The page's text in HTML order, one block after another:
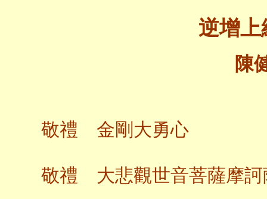
逆增上
陳
敬禮 金剛大勇心
敬禮 大悲觀世音菩薩摩訶